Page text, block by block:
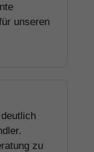
unseren
zu